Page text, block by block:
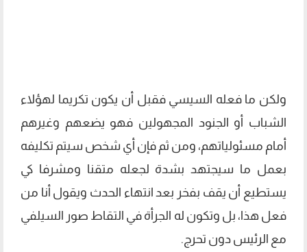
ولكن ما فعله السيسي فقبل أن يكون تكريما لهؤلاء
الشباب أو الجنود المجهولين فهو يضعهم وغيرهم
أمام مسئولياتهم، ومن ثم فإن أي شخص سيتم تكليفه
بعمل ما سيجتهد بشدة لجعله متقنا ومشرفا كي
يستطيع أن يقف بفخر بعد انتهاء الحدث ويقول أنا من
فعل هذا، بل وتكون له الجرأة في التقاط صور السيلفي
مع الرئيس دون تحرج.